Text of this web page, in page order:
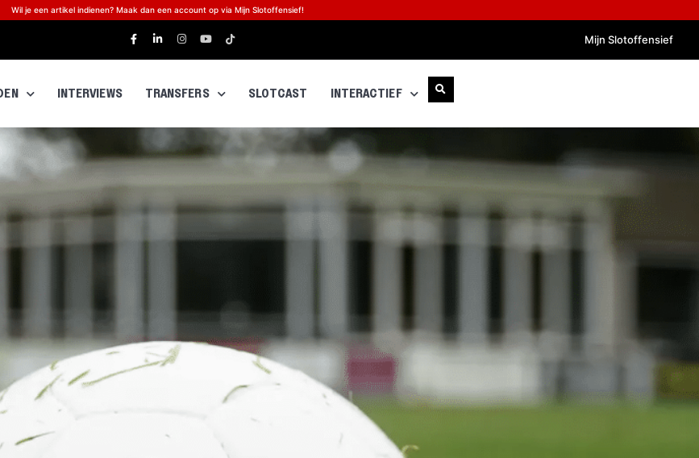
Wil je een artikel indienen? Maak dan een account op via Mijn Slotoffensief!
Mijn Slotoffensief
INTERVIEWS TRANSFERS SLOTCAST INTERACTIEF